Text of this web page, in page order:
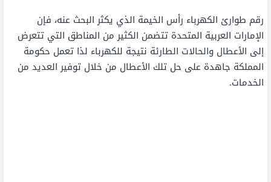
رقم طوارئ الكهرباء رأس الخيمة الذي يكثر البحث عنه، فإن
الإمارات العربية المتحدة تتضمن الكثير من المناطق التي تتعرض
إلى الأعطال والحالات الطارئة نتيجة للكهرباء لذا تعمل حكومة
المملكة جاهدة على حل تلك الأعطال من خلال توفير العديد من
الخدمات.